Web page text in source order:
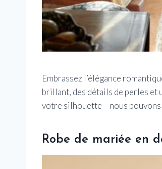
Embrassez l’élégance
brillant, des détails de perles et
votre silhouette – nous
Robe de mariée en